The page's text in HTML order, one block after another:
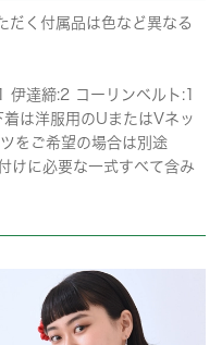
だく付属品は色など異なる
達締:2 コーリンベルト:1
は洋服用のUまたはVネッ
をご希望の場合は別途
けに必要な一式すべて含み